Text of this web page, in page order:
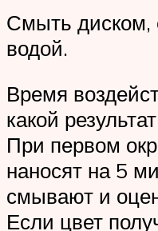
Смыть диском,
водой.
Время
какой
При первом
наносят на 5
смывают и
Если цвет